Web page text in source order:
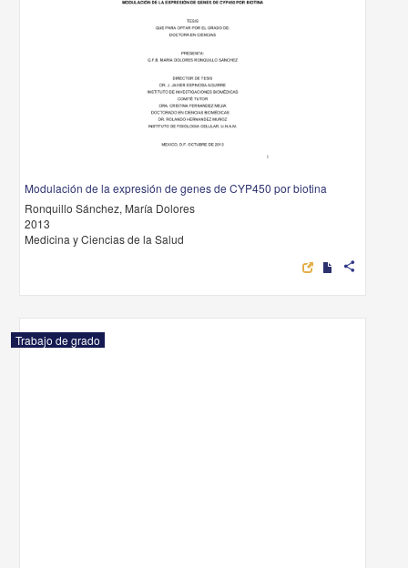
Modulación de la expresión de genes de CYP450 por biotina
Ronquillo Sánchez, María Dolores
2013
Medicina y Ciencias de la Salud
share
Trabajo de grado